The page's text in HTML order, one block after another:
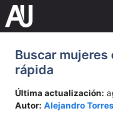
Saltar
contenido
Buscar mujeres
rápida
Última actualización:
Autor: Alejandro Torres